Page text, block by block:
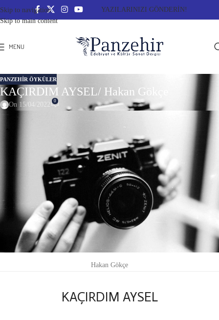
Skip to navigation
Skip to main content
YAZILARINIZI GÖNDERİN!
MENU
PANZEHIR ÖYKÜLER
KAÇIRDIM AYSEL/ Hakan Gökçe
On 15/04/2022 0
Hakan Gökçe
KAÇIRDIM AYSEL